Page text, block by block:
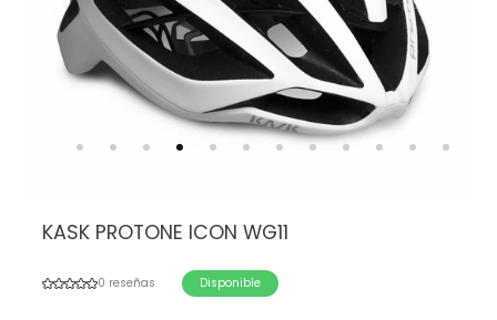
KASK PROTONE ICON WG11
0 reseñas Disponible